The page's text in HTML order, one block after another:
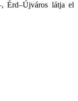
Érd–Újváros látja el